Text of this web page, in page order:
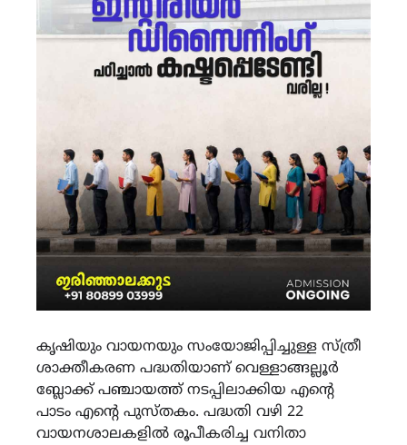
കൃഷിയും വായനയും സംയോജിപ്പിച്ചുള്ള സ്ത്രീ
ശാക്തീകരണ പദ്ധതിയാണ് വെള്ളാങ്ങല്ലൂര്‍
ബ്ലോക്ക് പഞ്ചായത്ത് നടപ്പിലാക്കിയ എന്‍റെ
പാടം എന്‍റെ പുസ്തകം. പദ്ധതി വഴി 22
വായനശാലകളില്‍ രൂപീകരിച്ച വനിതാ